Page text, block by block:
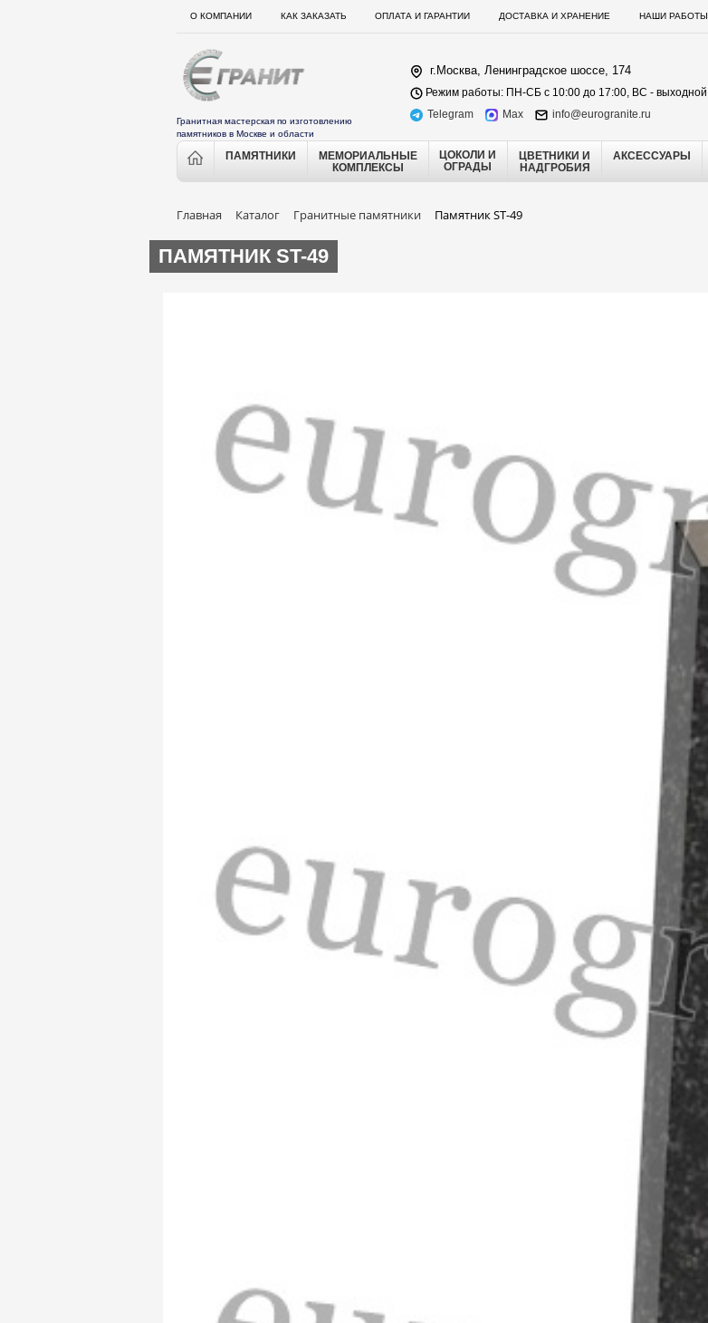
О КОМПАНИИ КАК ЗАКАЗАТЬ ОПЛАТА И ГАРАНТИИ ДОСТАВКА И ХРАНЕНИЕ НАШИ РАБОТЫ
Гранитная мастерская по изготовлению
памятников в Москве и области
г.Москва, Ленинградское шоссе, 174
Режим работы: ПН-СБ с 10:00 до 17:00, ВС - выходной
Telegram
Max info@eurogranite.ru
ПАМЯТНИКИ
МЕМОРИАЛЬНЫЕ
КОМПЛЕКСЫ
ЦОКОЛИ И
ОГРАДЫ
ЦВЕТНИКИ И
НАДГРОБИЯ
АКСЕССУАРЫ
Главная Каталог Гранитные памятники Памятник ST-49
ПАМЯТНИК ST-49